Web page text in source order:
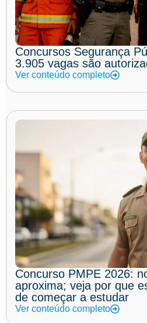
Concursos Segurança
3.905 vagas são
Ver conteúdo completo
Concurso PMPE 2026:
aproxima; veja por que
de começar a estudar
Ver conteúdo completo